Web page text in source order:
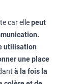
car ellepeut
utilisation
une place
à la fois la